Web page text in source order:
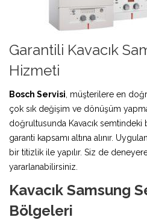
Garantili Kavacık
Hizmeti
Bosch Servisi , müşterilere en
çok sık değişim ve dönüşüm
doğrultusunda Kavacık semtindeki
garanti kapsamı altına alınır.
bir titizlik ile yapılır. Siz de
yararlanabilirsiniz.
Kavacık Samsung
Bölgeleri